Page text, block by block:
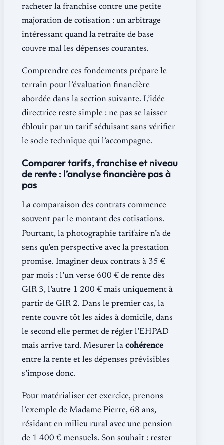
racheter la franchise contre une petite
majoration de cotisation : un arbitrage
intéressant quand la retraite de base
couvre mal les dépenses courantes.
Comprendre ces fondements prépare le
terrain pour l’évaluation financière
abordée dans la section suivante. L’idée
directrice reste simple : ne pas se laisser
éblouir par un tarif séduisant sans vérifier
le socle technique qui l’accompagne.
Comparer tarifs, franchise et niveau
de rente : l’analyse financière pas à
pas
La comparaison des contrats commence
souvent par le montant des cotisations.
Pourtant, la photographie tarifaire n’a de
sens qu’en perspective avec la prestation
promise. Imaginer deux contrats à 35 €
par mois : l’un verse 600 € de rente dès
GIR 3, l’autre 1 200 € mais uniquement à
partir de GIR 2. Dans le premier cas, la
rente couvre tôt les aides à domicile, dans
le second elle permet de régler l’EHPAD
mais arrive tard. Mesurer la cohérence
entre la rente et les dépenses prévisibles
s’impose donc.
Pour matérialiser cet exercice, prenons
l’exemple de Madame Pierre, 68 ans,
résidant en milieu rural avec une pension
de 1 400 € mensuels. Son souhait : rester